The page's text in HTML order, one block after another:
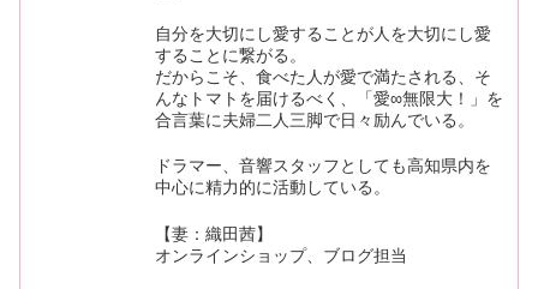
自分を大切にし愛することが人を大切にし愛
することに繋がる。
だからこそ、食べた人が愛で満たされる、そ
んなトマトを届けるべく、「愛∞無限大！」を
合言葉に夫婦二人三脚で日々励んでいる。
ドラマー、音響スタッフとしても高知県内を
中心に精力的に活動している。
【妻：織田茜】
オンラインショップ、ブログ担当